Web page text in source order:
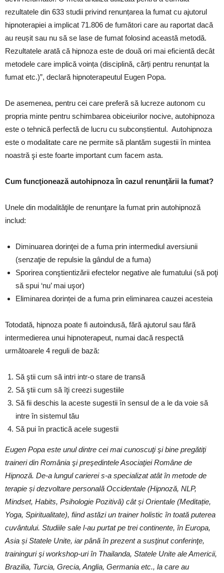
rezultatele din 633 studii privind renunțarea la fumat cu ajutorul
hipnoterapiei a implicat 71.806 de fumători care au raportat dacă
au reușit sau nu să se lase de fumat folosind această metodă.
Rezultatele arată că hipnoza este de două ori mai eficientă decât
metodele care implică voința (disciplină, cărți pentru renunțat la
fumat etc.)”, declară hipnoterapeutul Eugen Popa.
De asemenea, pentru cei care preferă să lucreze autonom cu
propria minte pentru schimbarea obiceiurilor nocive, autohipnoza
este o tehnică perfectă de lucru cu subconștientul. Autohipnoza
este o modalitate care ne permite să plantăm sugestii în mintea
noastră şi este foarte important cum facem asta.
Cum funcţionează autohipnoza în cazul renunţării la fumat?
Unele din modalităţile de renunţare la fumat prin autohipnoză
includ:
Diminuarea dorinţei de a fuma prin intermediul aversiunii
(senzaţie de repulsie la gândul de a fuma)
Sporirea conştientizării efectelor negative ale fumatului (să poţi
să spui ‘nu’ mai uşor)
Eliminarea dorinței de a fuma prin eliminarea cauzei acesteia
Totodată, hipnoza poate fi autoindusă, fără ajutorul sau fără
intermedierea unui hipnoterapeut, numai dacă respectă
următoarele 4 reguli de bază:
Să ştii cum să intri intr-o stare de transă
Să ştii cum să îţi creezi sugestiile
Să fii deschis la aceste sugestii în sensul de a le da voie să
intre în sistemul tău
Să pui în practică acele sugestii
Eugen Popa este unul dintre cei mai cunoscuţi şi bine pregătiţi
traineri din România şi preşedintele Asociaţiei Române de
Hipnoză. De-a lungul carierei s-a specializat atât în metode de
terapie și dezvoltare personală Occidentale (Hipnoză, NLP,
Mindset, Habits, Psihologie Pozitivă) cât și Orientale (Meditație,
Yoga, Spiritualitate), fiind astăzi un trainer holistic în toată puterea
cuvântului. Studiile sale l-au purtat pe trei continente, în Europa,
Asia și Statele Unite, iar până în prezent a susţinut conferinţe,
traininguri şi workshop-uri în Thailanda, Statele Unite ale Americii,
Brazilia, Turcia, Grecia, Anglia, Germania etc., la care au